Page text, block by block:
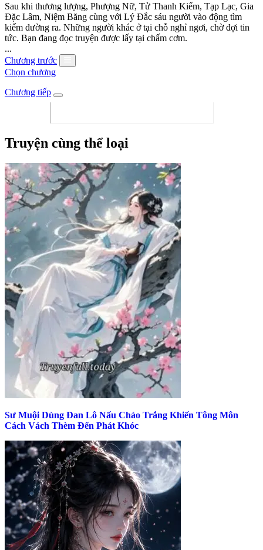
Sau khi thương lượng, Phượng Nữ, Tử Thanh Kiếm, Tạp Lạc, Gia
Đặc Lâm, Niệm Băng cùng với Lý Đắc sáu người vào động tìm
kiếm đường ra. Những người khác ở tại chỗ nghỉ ngơi, chờ đợi tin
tức. Bạn đang đọc truyện được lấy tại chấm cơm.
...
Chương trước
Chọn chương
Chương tiếp
Truyện cùng thể loại
Sư Muội Dùng Đan Lô Nấu Cháo Trắng Khiến Tông Môn
Cách Vách Thèm Đến Phát Khóc